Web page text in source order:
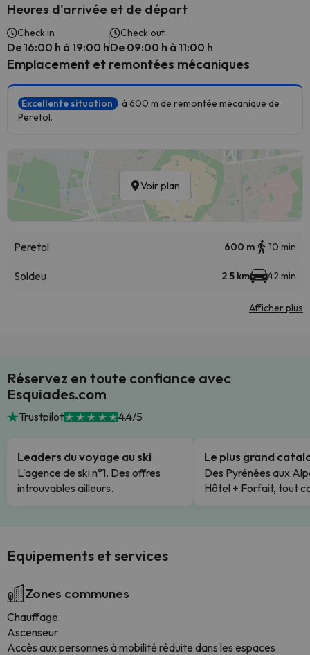
Heures d'arrivée et de départ
Check in
De 16:00 h à 19:00 h
Check out
De 09:00 h à 11:00 h
Emplacement et remontées mécaniques
Excellente situation
à 600 m de remontée mécanique de
Peretol.
Voir plan
Peretol 600 m 10 min
Soldeu 2.5 km 42 min
Afficher plus
Réservez en toute confiance avec
Esquiades.com
Trustpilot 4.4/5
Leaders du voyage au ski
L'agence de ski n°1. Des offres
introuvables ailleurs.
Le plus grand
Des Pyrénées aux
Hôtel + Forfait, tout
Equipements et services
Zones communes
Chauffage
Ascenseur
Accès aux personnes à mobilité réduite dans les espaces